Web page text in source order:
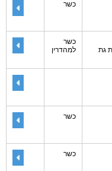
כשר
כשר
למהדרין
כשר
כשר